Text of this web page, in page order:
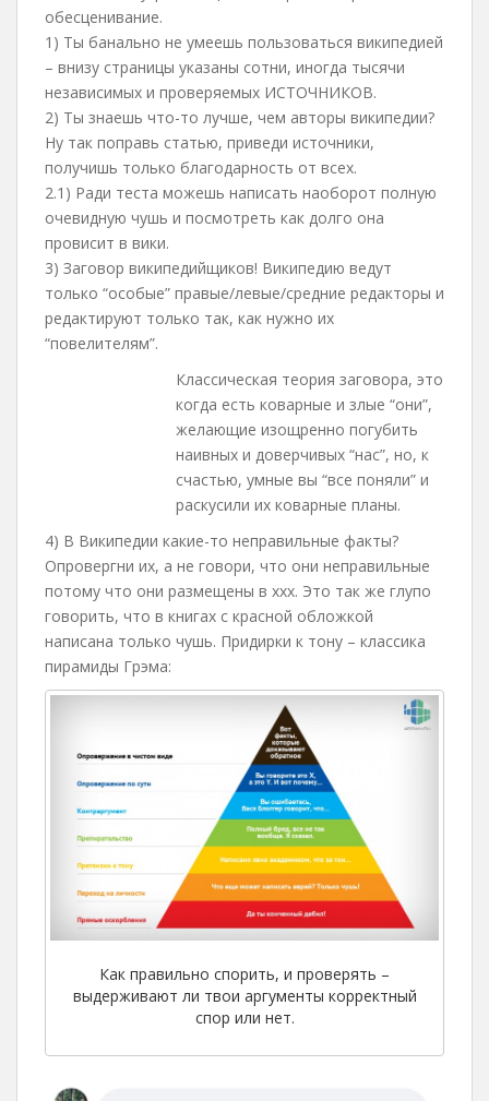
обесценивание.
1) Ты банально не умеешь пользоваться википедией
– внизу страницы указаны сотни, иногда тысячи
независимых и проверяемых ИСТОЧНИКОВ.
2) Ты знаешь что-то лучше, чем авторы википедии?
Ну так поправь статью, приведи источники,
получишь только благодарность от всех.
2.1) Ради теста можешь написать наоборот полную
очевидную чушь и посмотреть как долго она
провисит в вики.
3) Заговор википедийщиков! Википедию ведут
только “особые” правые/левые/средние редакторы и
редактируют только так, как нужно их
“повелителям”.
Классическая теория заговора, это
когда есть коварные и злые “они”,
желающие изощренно погубить
наивных и доверчивых “нас”, но, к
счастью, умные вы “все поняли” и
раскусили их коварные планы.
4) В Википедии какие-то неправильные факты?
Опровергни их, а не говори, что они неправильные
потому что они размещены в ххх. Это так же глупо
говорить, что в книгах с красной обложкой
написана только чушь. Придирки к тону – классика
пирамиды Грэма:
Как правильно спорить, и проверять –
выдерживают ли твои аргументы корректный
спор или нет.